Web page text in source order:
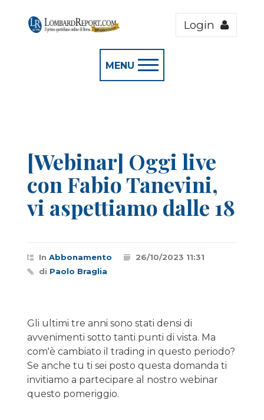
Login
MENU
[Webinar] Oggi live
con Fabio Tanevini,
vi aspettiamo dalle 18
In Abbonamento
26/10/2023 11:31
di Paolo Braglia
Gli ultimi tre anni sono stati densi di
avvenimenti sotto tanti punti di vista. Ma
com'è cambiato il trading in questo periodo?
Se anche tu ti sei posto questa domanda ti
invitiamo a partecipare al nostro webinar
questo pomeriggio.